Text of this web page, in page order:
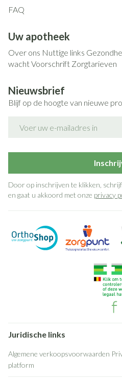
FAQ
Uw apotheek
Over ons Nuttige links
wachtVoorschrift Zorgtarieven
Nieuwsbrief
Blijf op de hoogte van nieuwe
Door op inschrijven te klikken,
en gaat u akkoord met onze privacy
Juridische links
Algemene verkoopsvoorwaarden
platform